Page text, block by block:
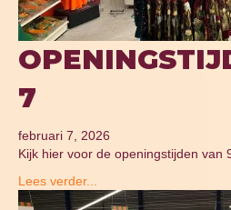
7
februari 7, 2026
Kijk hier voor de openingstijden van
Lees verder...